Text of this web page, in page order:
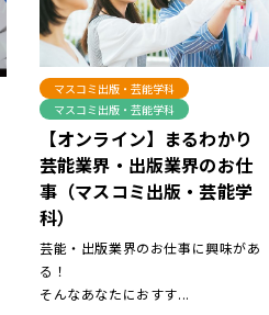
マスコミ出版・芸能学科
マスコミ出版・芸能学科
【オンライン】まるわかり
芸能業界・出版業界のお仕
事（マスコミ出版・芸能学
科）
芸能・出版業界のお仕事に興味があ
る！
そんなあなたにおすす...